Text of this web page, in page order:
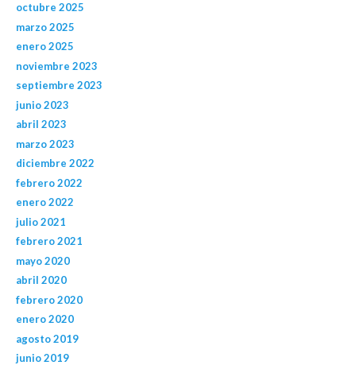
octubre 2025
marzo 2025
enero 2025
noviembre 2023
septiembre 2023
junio 2023
abril 2023
marzo 2023
diciembre 2022
febrero 2022
enero 2022
julio 2021
febrero 2021
mayo 2020
abril 2020
febrero 2020
enero 2020
agosto 2019
junio 2019